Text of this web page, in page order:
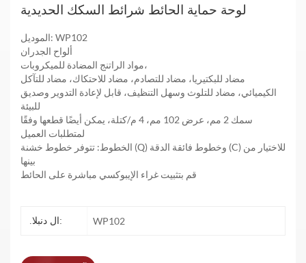
لوحة حماية الحائط شرائط السكك الحديدية
الموديل: WP102
ألواح الجدران
مواد الراتنج المضادة للميكروبات،
مضاد للبكتيريا، مضاد للتصادم، مضاد للاحتكاك، مضاد للتآكل
الكيميائي، مضاد للتلوث وسهل التنظيف، قابل لإعادة التدوير وصديق
للبيئة
سمك 2 مم، عرض 102 مم، 4 م/كتلة، يمكن أيضًا قطعها وفقًا
لمتطلبات العميل
الخطوط: تتوفر خطوط خشنة (Q) وخطوط فائقة الدقة (C) للاختيار من
بينها
قم بتثبيت غراء الإيبوكسي مباشرة على الحائط
.ال دنبلا: WP102